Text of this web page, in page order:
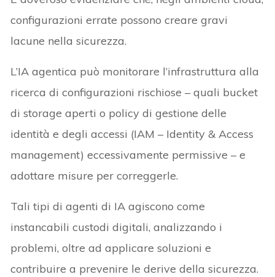
configurazioni errate possono creare gravi
lacune nella sicurezza.
L’IA agentica può monitorare l’infrastruttura alla
ricerca di configurazioni rischiose – quali bucket
di storage aperti o policy di gestione delle
identità e degli accessi (IAM – Identity & Access
management) eccessivamente permissive – e
adottare misure per correggerle.
Tali tipi di agenti di IA agiscono come
instancabili custodi digitali, analizzando i
problemi, oltre ad applicare soluzioni e
contribuire a prevenire le derive della sicurezza.